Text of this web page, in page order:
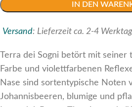
IN DEN
Versand: Lieferzeit ca. 2-4
Terra dei Sogni betört mit seiner
Farbe und violettfarbenen
Nase sind sortentypische Noten
Johannisbeeren, blumige und